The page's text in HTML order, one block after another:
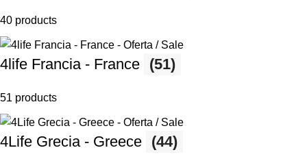
40 products
4life Francia - France (51)
51 products
4Life Grecia - Greece (44)